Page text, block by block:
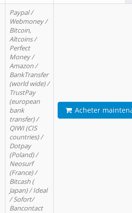
Paypal /
Webmoney /
Bitcoin,
Altcoins /
Perfect
Money /
Amazon /
BankTransfer
(world wide) /
TrustPay
(european
bank
transfer) /
QIWI (CIS
countries) /
Dotpay
(Poland) /
Neosurf
(France) /
Bitcash (
Japan) / Ideal
/ Sofort/
Bancontact
Acheter